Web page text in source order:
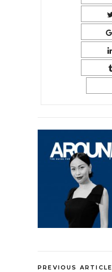
PREVIOUS ARTICLE